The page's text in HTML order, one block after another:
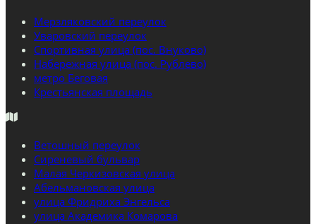
Мерзляковский переулок
Уваровский переулок
Спортивная улица (пос. Внуково)
Набережная улица (пос. Рублево)
метро Беговая
Крестьянская площадь
Ветошный переулок
Сиреневый бульвар
Малая Черкизовская улица
Абельмановская улица
улица Фридриха Энгельса
улица Академика Комарова